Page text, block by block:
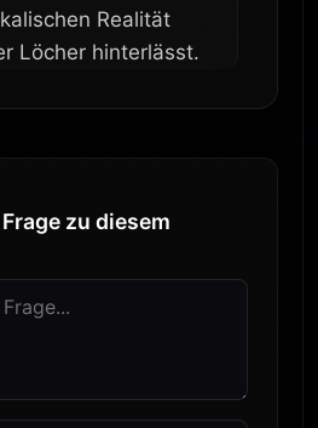
Realität
Löcher hinterlässt.
zu diesem